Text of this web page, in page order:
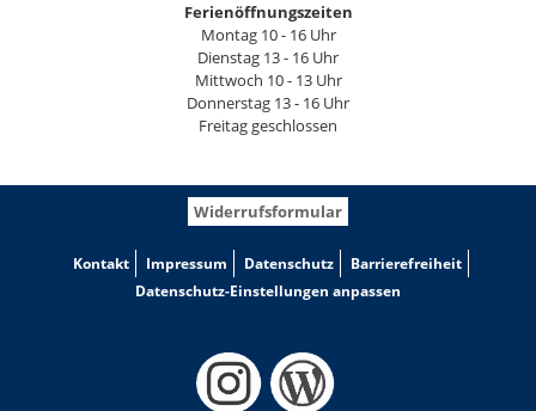
Ferienöffnungszeiten
Montag 10 - 16 Uhr
Dienstag 13 - 16 Uhr
Mittwoch 10 - 13 Uhr
Donnerstag 13 - 16 Uhr
Freitag geschlossen
Widerrufsformular
Kontakt Impressum Datenschutz
Barrierefreiheit
Datenschutz-Einstellungen anpassen